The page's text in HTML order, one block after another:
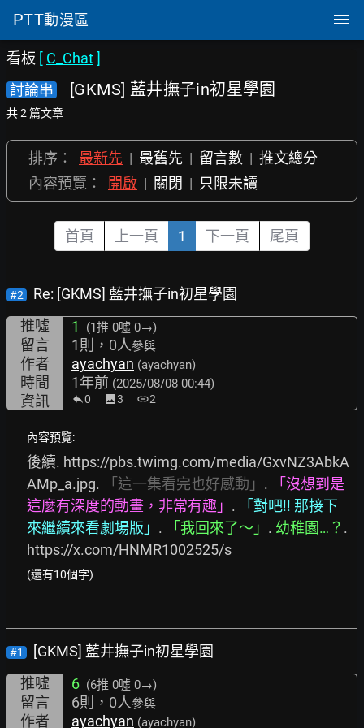
PTT動漫區
看板 [ C_Chat]
討論串
[GKMS] 藍井撫子in初星學園
共 2 篇文章
排序： 最新先 | 最舊先 | 留言數 | 推文總分
內容預覽：
開啟 | 關閉 | 只限未讀
首頁 上一頁 1 下一頁 尾頁
#2
Re: [GKMS] 藍井撫子in初星學園
推噓
1 (1推 0噓 0→)
留言 1則，0人參與
作者 ayachyan (ayachyan)
時間 1年前 (2025/08/08 00:44)
資訊 0 image3 link2
內容預覽:
後續. https://pbs.twimg.com/media/GxvNZ3AbkA
AMp_a.jpg.
「這一集看完也好感動」 .
「沒想到是
這麼有深度的動畫，非常有趣」 . 「對吧!! 那接下
來繼續來看劇場版」 . 「我回來了～」 . 幼稚園…？
https://x.com/HNMR1002525/s
(還有10個字)
#1
[GKMS] 藍井撫子in初星學園
推噓
6 (6推 0噓 0→)
留言 6則，0人參與
作者 ayachyan (ayachyan)